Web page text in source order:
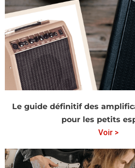
Le guide définitif des
pour les petits
Voir >